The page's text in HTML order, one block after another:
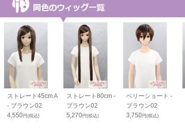
ストレート45cm A
- ブラウン02
4,550円(税込)
ストレート80cm -
ブラウン02
5,270円(税込)
ベリーショート -
ブラウン02
3,750円(税込)